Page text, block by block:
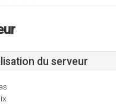
du serveur